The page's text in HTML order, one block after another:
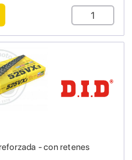
- con retenes